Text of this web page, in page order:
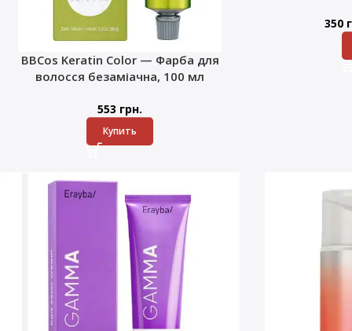
BBCos Keratin Color — Фарба для
волосся безаміачна, 100 мл
553 грн.
Купить
350